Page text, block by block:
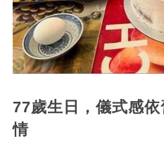
77歲生日，儀式感
情